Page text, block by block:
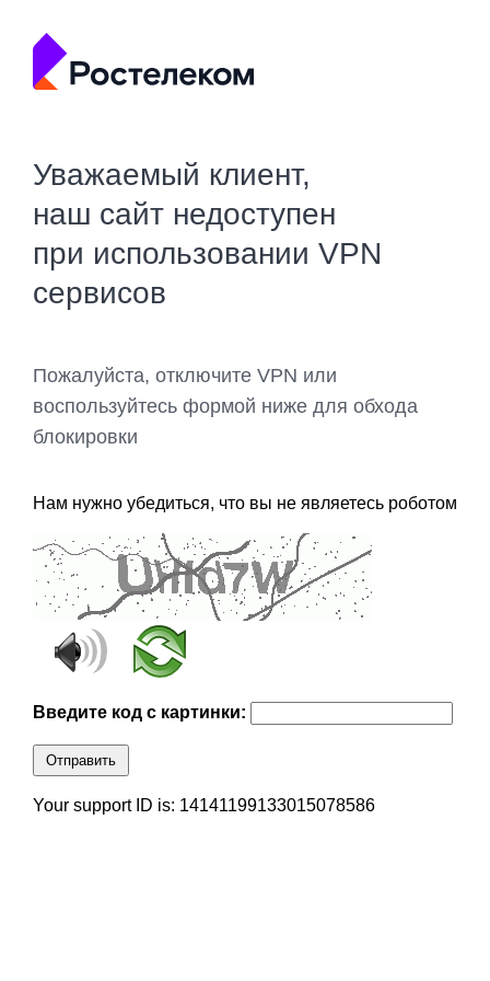
Уважаемый клиент,
наш сайт недоступен
при использовании VPN
сервисов
Пожалуйста, отключите VPN или
воспользуйтесь формой ниже для обхода
блокировки
Нам нужно убедиться, что вы не являетесь роботом
Введите код с картинки:
Отправить
Your support ID is: 14141199133015078586